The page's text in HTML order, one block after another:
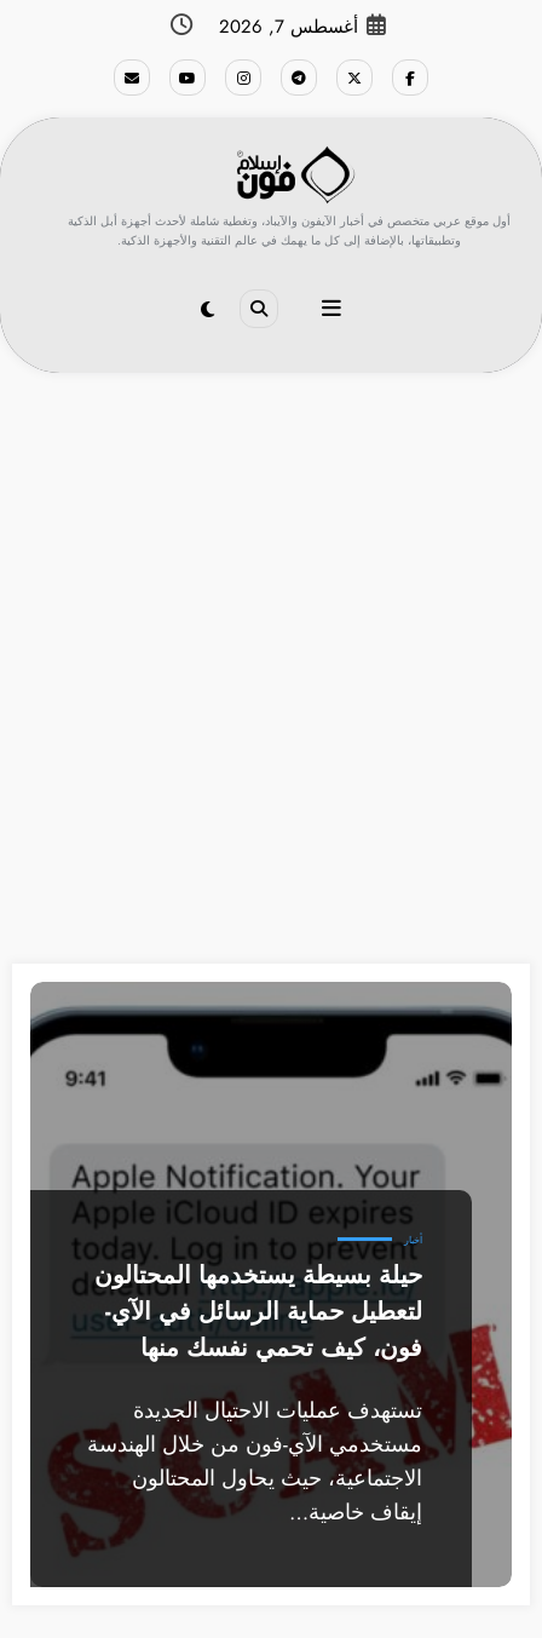
أغسطس 7, 2026
أول موقع عربي متخصص في أخبار الآيفون والآيباد، وتغطية شاملة لأحدث أجهزة أبل الذكية
وتطبيقاتها، بالإضافة إلى كل ما يهمك في عالم التقنية والأجهزة الذكية.
أخبار
حيلة بسيطة يستخدمها المحتالون
لتعطيل حماية الرسائل في الآي-
فون، كيف تحمي نفسك منها
تستهدف عمليات الاحتيال الجديدة
مستخدمي الآي-فون من خلال الهندسة
الاجتماعية، حيث يحاول المحتالون
إيقاف خاصية…